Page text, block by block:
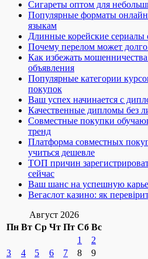
Сигареты оптом для
Популярные форматы
языкам
Длинные корейские
Почему перелом может долго
Как избежать
объявления
Популярные категории
покупок
Ваш успех начинается с
Качественные дипломы без
Совместные покупки
тренд
Платформа совместных
учиться дешевле
ТОП причин
сейчас
Ваш шанс на успешную
Вегаслот казино: як
Август 2026
Пн Вт Ср Чт Пт Сб Вс
1
2
3
4 5 6 7 8 9